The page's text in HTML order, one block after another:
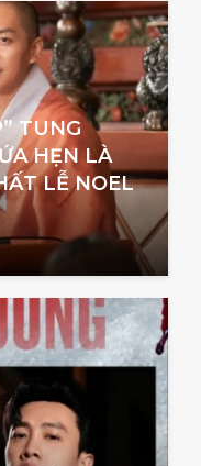
TUNG
HẸN LÀ
LỄ NOEL